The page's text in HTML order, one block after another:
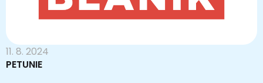
11. 8. 2024
PETUNIE